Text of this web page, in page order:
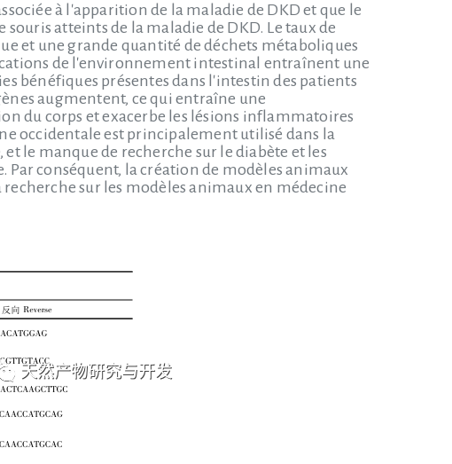
à l'apparition de la maladie de DKD et que le
atteints de la maladie de DKD. Le taux de
et une grande quantité de déchets métaboliques
de l'environnement intestinal entraînent une
bénéfiques présentes dans l'intestin des patients
augmentent, ce qui entraîne une
du corps et exacerbe les lésions inflammatoires
occidentale est principalement utilisé dans la
le manque de recherche sur le diabète et les
Par conséquent, la création de modèles animaux
sur les modèles animaux en médecine